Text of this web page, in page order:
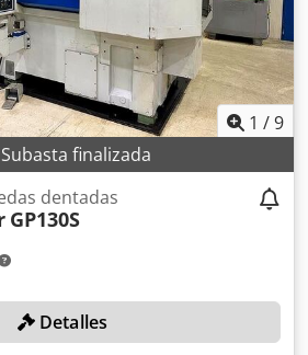
1 /9
Subasta finalizada
dentadas
GP130S
Detalles